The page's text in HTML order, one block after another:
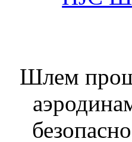
Шлем